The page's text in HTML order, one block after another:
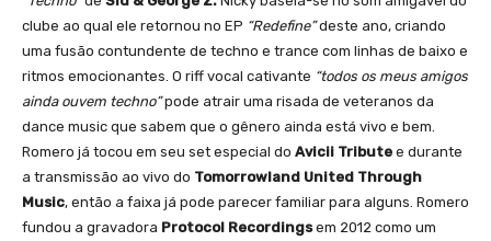
clube ao qual ele retornou no EP “Redefine”deste ano, criando
uma fusão contundente de techno e trance com linhas de baixo e
ritmos emocionantes. O riff vocal cativante “todos os meus amigos
ainda ouvem techno”pode atrair uma risada de veteranos da
dance music que sabem que o gênero ainda está vivo e bem.
Romero já tocou em seu set especial do Avicii Tribute e durante
a transmissão ao vivo do Tomorrowland United Through
Music, então a faixa já pode parecer familiar para alguns. Romero
fundou a gravadora Protocol Recordingsem 2012 como um